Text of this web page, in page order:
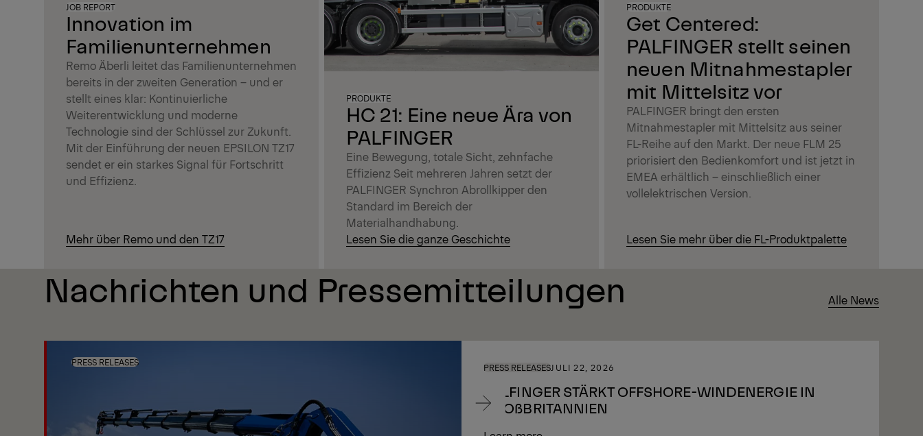
Innovation im
Familienunternehmen
JOB REPORT
Remo Äberli leitet das Familienunternehmen
bereits in der zweiten Generation – und er
stellt eines klar: Kontinuierliche
Weiterentwicklung und moderne
Technologie sind der Schlüssel zur Zukunft.
Mit der Einführung der neuen EPSILON TZ17
sendet er ein starkes Signal für Fortschritt
und Effizienz.
Mehr über Remo und den TZ17
HC 21: Eine neue Ära von
PALFINGER
PRODUKTE
Eine Bewegung, totale Sicht, zehnfache
Effizienz Seit mehreren Jahren setzt der
PALFINGER Synchron Abrollkipper den
Standard im Bereich der
Materialhandhabung.
Lesen Sie die ganze Geschichte
Get Centered:
PALFINGER stellt seinen
neuen Mitnahmestapler
mit Mittelsitz vor
PRODUKTE
PALFINGER bringt den ersten
Mitnahmestapler mit Mittelsitz aus seiner
FL-Reihe auf den Markt. Der neue FLM 25
priorisiert den Bedienkomfort und ist jetzt in
EMEA erhältlich – einschließlich einer
vollelektrischen Version.
Lesen Sie mehr über die FL-Produktpalette
Nachrichten und Pressemitteilungen Alle News
PRESS RELEASES PRESS RELEASESJULI 22, 2026
PALFINGER STÄRKT OFFSHORE-WINDENERGIE IN
GROßBRITANNIEN